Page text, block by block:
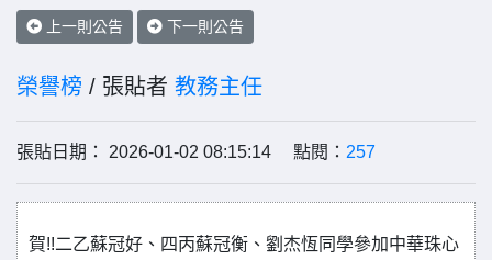
上一則公告 下一則公告
榮譽榜 / 張貼者 教務主任
張貼日期： 2026-01-02 08:15:14 點閱： 257
賀!!二乙蘇冠好、四丙蘇冠衡、劉杰恆同學參加中華珠心